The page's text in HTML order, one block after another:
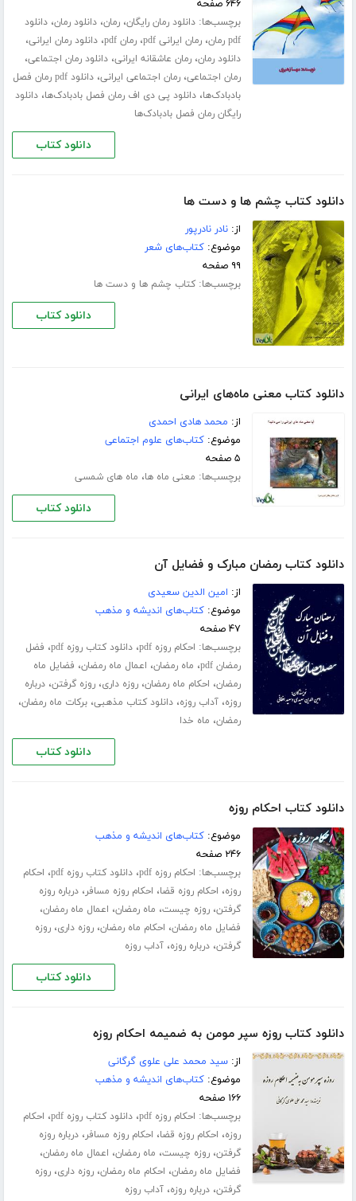
۶۴۶ صفحه
برچسب‌ها:دانلود رمان رایگان،رمان،دانلود رمان،دانلود
pdf رمان
،رمان ایرانی pdf ،رمان pdf ،دانلود رمان ایرانی،
دانلود رمان،رمان عاشقانه ایرانی،دانلود رمان اجتماعی،
رمان اجتماعی،رمان اجتماعی ایرانی،
دانلود pdf رمان فصل
بادبادک‌ها،دانلود پی دی اف رمان فصل بادبادک‌ها،دانلود
رایگان رمان فصل بادبادک‌ها
دانلود کتاب
دانلود کتاب چشم ها و دست ها
از:نادر نادرپور
موضوع:کتاب‌های شعر
۹۹ صفحه
برچسب‌ها:کتاب چشم ها و دست ها
دانلود کتاب
دانلود کتاب معنی ماه‌های ایرانی
از: محمد هادی احمدی
موضوع:کتاب‌های علوم اجتماعی
۵ صفحه
برچسب‌ها: معنی ماه ها، ماه های شمسی
دانلود کتاب
دانلود کتاب رمضان مبارک و فضایل آن
از: امین الدین سعیدی
موضوع:کتاب‌های اندیشه و مذهب
۴۷ صفحه
برچسب‌ها: احکام روزه pdf ،دانلود کتاب روزه pdf ، فضل
رمضان pdf
، ماه رمضان، اعمال ماه رمضان، فضایل ماه
رمضان، احکام ماه رمضان،روزه داری،روزه گرفتن،درباره
روزه،آداب روزه،دانلود کتاب مذهبی،برکات ماه رمضان،
رمضان، ماه خدا
دانلود کتاب
دانلود کتاب احکام روزه
موضوع:کتاب‌های اندیشه و مذهب
۲۴۶ صفحه
برچسب‌ها: احکام روزه pdf ،دانلود کتاب روزه pdf ، احکام
روزه، احکام روزه قضا، احکام روزه مسافر،درباره روزه
گرفتن،روزه چیست، ماه رمضان، اعمال ماه رمضان،
فضایل ماه رمضان، احکام ماه رمضان،روزه داری،روزه
گرفتن،درباره روزه،آداب روزه
دانلود کتاب
دانلود کتاب روزه سپر مومن به ضمیمه احکام روزه
از:سید محمد علی علوی گرگانی
موضوع:کتاب‌های اندیشه و مذهب
۱۶۶ صفحه
برچسب‌ها: احکام روزه pdf ،دانلود کتاب روزه pdf ، احکام
روزه، احکام روزه قضا، احکام روزه مسافر،درباره روزه
گرفتن،روزه چیست، ماه رمضان، اعمال ماه رمضان،
فضایل ماه رمضان، احکام ماه رمضان،روزه داری،روزه
گرفتن،درباره روزه،آداب روزه